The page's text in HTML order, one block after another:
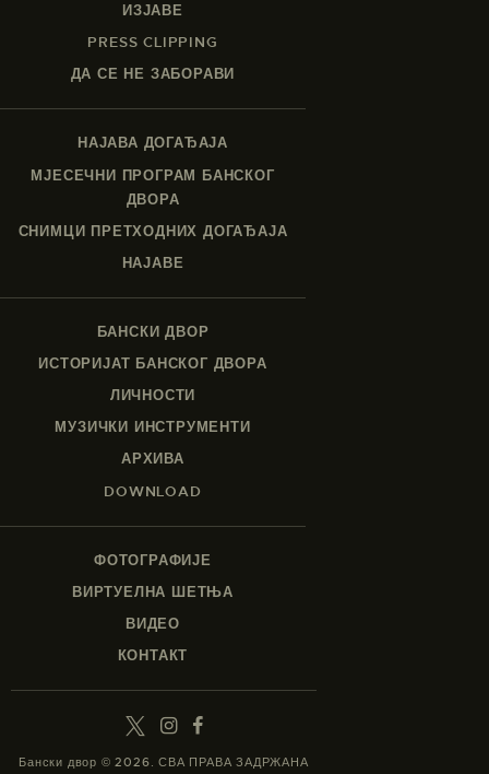
ИЗЈАВЕ
PRESS CLIPPING
ДА СЕ НЕ ЗАБОРАВИ
НАЈАВА ДОГАЂАЈА
МЈЕСЕЧНИ ПРОГРАМ БАНСКОГ
ДВОРА
СНИМЦИ ПРЕТХОДНИХ ДОГАЂАЈА
НАЈАВЕ
БАНСКИ ДВОР
ИСТОРИЈАТ БАНСКОГ ДВОРА
ЛИЧНОСТИ
МУЗИЧКИ ИНСТРУМЕНТИ
АРХИВА
DOWNLOAD
ФОТОГРАФИЈЕ
ВИРТУЕЛНА ШЕТЊА
ВИДЕО
КОНТАКТ
Бански двор © 2026. СВА ПРАВА ЗАДРЖАНА